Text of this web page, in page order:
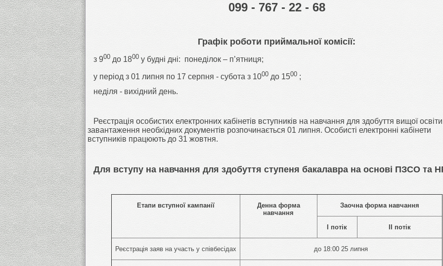
099 - 767 - 22 - 68
Графік роботи приймальної комісії:
з 900 до 1800 у будні дні: понеділок – п’ятниця;
у період з 01 липня по 17 серпня - субота з 1000 до 1500 ;
неділя - вихідний день.
Реєстрація особистих електронних кабінетів вступників на навчання для здобуття вищої
завантаження необхідних документів розпочинається 01 липня. Особисті електронні кабінети
вступників працюють до 31 жовтня.
Для вступу на навчання для здобуття ступеня бакалавра на основі ПЗСО та
Етапи вступної кампанії
Денна форма
навчання
Заочна форма навчання
І потік ІІ потік
Реєстрація заяв на участь у співбесідах до 18:00 25 липня